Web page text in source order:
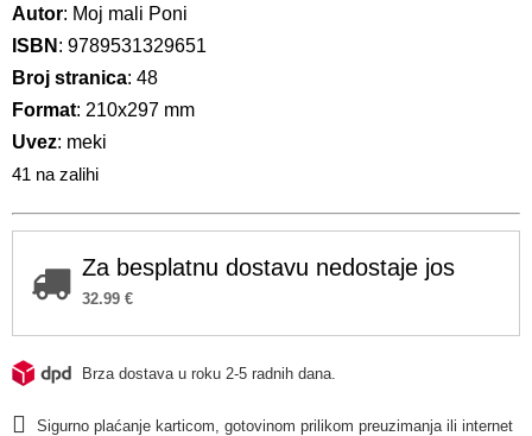
Autor: Moj mali Poni
ISBN : 9789531329651
Broj stranica: 48
Format: 210x297 mm
Uvez: meki
41 na zalihi
Za besplatnu dostavu nedostaje jos
32.99 €
Brza dostava u roku 2-5 radnih dana.
Sigurno plaćanje karticom, gotovinom prilikom preuzimanja ili internet